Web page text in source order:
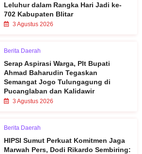
Leluhur dalam Rangka Hari Jadi ke-
702 Kabupaten Blitar
3 Agustus 2026
Berita Daerah
Serap Aspirasi Warga, Plt Bupati
Ahmad Baharudin Tegaskan
Semangat Jogo Tulungagung di
Pucanglaban dan Kalidawir
3 Agustus 2026
Berita Daerah
HIPSI Sumut Perkuat Komitmen Jaga
Marwah Pers, Dodi Rikardo Sembiring: